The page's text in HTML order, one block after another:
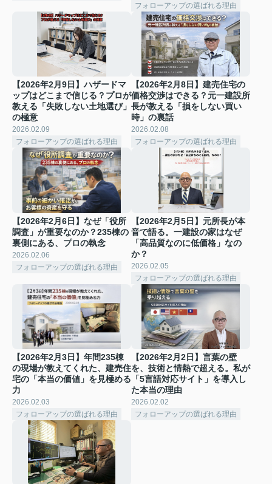
フォローアップの選ばれる理由
【2026年2月9日】ハザードマ
ップはどこまで信じる？プロが
教える「失敗しない土地選び」
の極意
2026.02.09
フォローアップの選ばれる理由
【2026年2月8日】建売住宅の
価格交渉はできる？元一建設所
長が教える「損をしない買い
時」の裏話
2026.02.08
フォローアップの選ばれる理由
【2026年2月6日】なぜ「役所
調査」が重要なのか？235棟の
裏側にある、プロの執念
2026.02.06
フォローアップの選ばれる理由
【2026年2月5日】元所長が本
音で語る。一建設の家はなぜ
「高品質なのに低価格」なの
か？
2026.02.05
フォローアップの選ばれる理由
【2026年2月3日】年間235棟
の現場が教えてくれた、建売住
宅の「本当の価値」を見極める
力
2026.02.03
フォローアップの選ばれる理由
【2026年2月2日】言葉の壁
を、技術と情熱で超える。私が
「5言語対応サイト」を導入し
た本当の理由
2026.02.02
フォローアップの選ばれる理由